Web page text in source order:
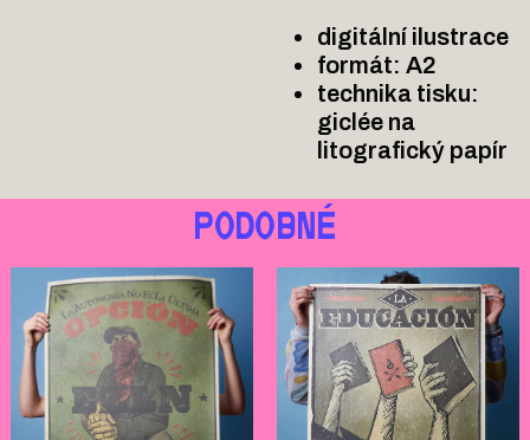
digitální ilustrace
formát: A2
technika tisku:
giclée na
litografický papír
PODOBNÉ